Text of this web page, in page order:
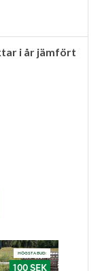
i år jämfört